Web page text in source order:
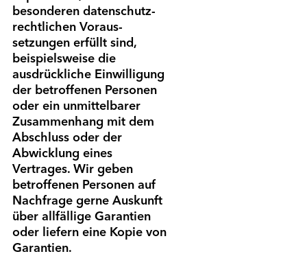
besonderen daten­schutz­
rechtlichen Voraus­
setzungen erfüllt sind,
beispielsweise die
ausdrückliche Ein­willigung
der betroffenen Personen
oder ein unmittelbarer
Zusammen­hang mit dem
Abschluss oder der
Abwicklung eines
Vertrages. Wir geben
betroffenen Personen auf
Nachfrage gerne Auskunft
über allfällige Garantien
oder liefern eine Kopie von
Garantien.